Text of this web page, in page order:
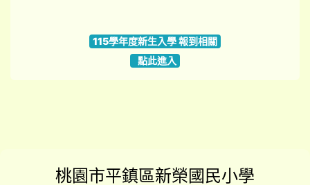
115學年度新生入學 報到相關
點此進入
桃園市平鎮區新榮國民小學